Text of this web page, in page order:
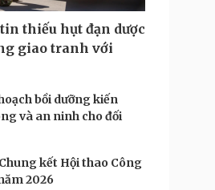
Podcast
Câu chuyện thời sự
Cửa sổ tình yêu
Kể chuyện cho bé
Hạt giống tâm hồn
thiếu hụt đạn dược
giao tranh với
bồi dưỡng kiến
và an ninh cho đối
kết Hội thao Công
2026